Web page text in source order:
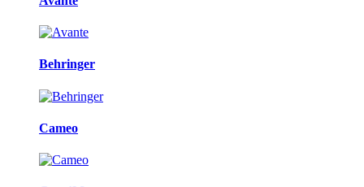
Behringer
Cameo